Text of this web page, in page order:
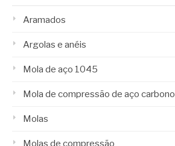
Aramados
Argolas e anéis
Mola de aço 1045
Mola de compressão de aço carbono
Molas
Molas de compressão